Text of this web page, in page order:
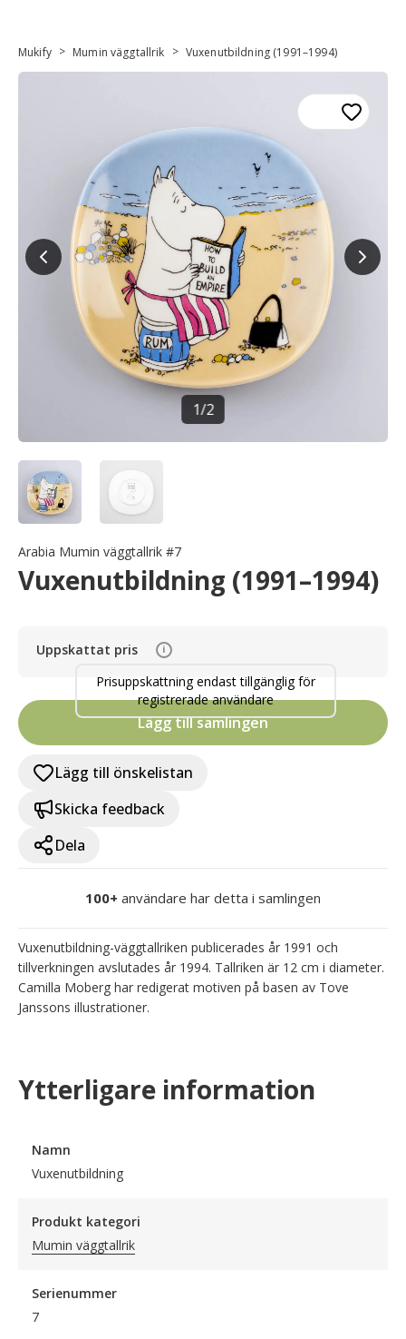
Mukify > Mumin väggtallrik > Vuxenutbildning (1991–1994)
1/2
Arabia Mumin väggtallrik #7
Vuxenutbildning (1991–1994)
Uppskattat pris i
Prisuppskattning endast tillgänglig för
registrerade användare
Lägg till samlingen
Lägg till önskelistan
Skicka feedback
Dela
100+ användare har detta i samlingen
Vuxenutbildning-väggtallriken publicerades år 1991 och
tillverkningen avslutades år 1994. Tallriken är 12 cm i diameter.
Camilla Moberg har redigerat motiven på basen av Tove
Janssons illustrationer.
Ytterligare information
Namn
Vuxenutbildning
Produkt kategori
Mumin väggtallrik
Serienummer
7